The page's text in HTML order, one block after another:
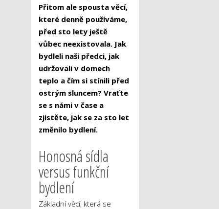
Přitom ale spousta věcí,
které denně používáme,
před sto lety ještě
vůbec neexistovala. Jak
bydleli naši předci, jak
udržovali v domech
teplo a čím si stínili před
ostrým sluncem? Vraťte
se s námi v čase a
zjistěte, jak se za sto let
změnilo bydlení.
Honosná sídla
versus funkční
bydlení
Základní věcí, která se